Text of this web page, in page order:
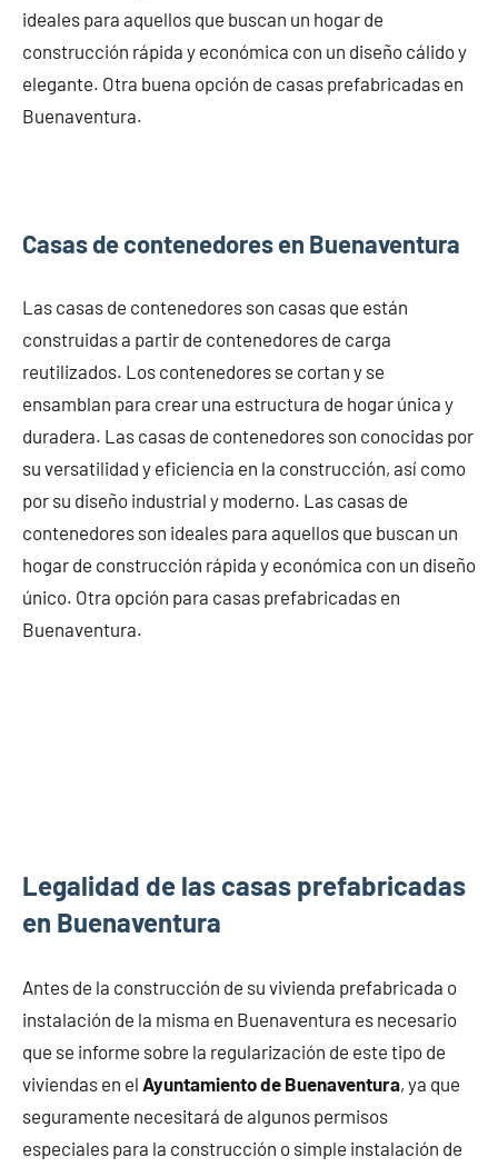
ideales para aquellos que buscan un hogar de
construcción rápida y económica con un diseño cálido y
elegante. Otra buena opción de casas prefabricadas en
Buenaventura.
Casas de contenedores en Buenaventura
Las casas de contenedores son casas que están
construidas a partir de contenedores de carga
reutilizados. Los contenedores se cortan y se
ensamblan para crear una estructura de hogar única y
duradera. Las casas de contenedores son conocidas por
su versatilidad y eficiencia en la construcción, así como
por su diseño industrial y moderno. Las casas de
contenedores son ideales para aquellos que buscan un
hogar de construcción rápida y económica con un diseño
único. Otra opción para casas prefabricadas en
Buenaventura.
Legalidad de las casas prefabricadas
en Buenaventura
Antes de la construcción de su vivienda prefabricada o
instalación de la misma en Buenaventura es necesario
que se informe sobre la regularización de este tipo de
viviendas en el Ayuntamiento de Buenaventura, ya que
seguramente necesitará de algunos permisos
especiales para la construcción o simple instalación de